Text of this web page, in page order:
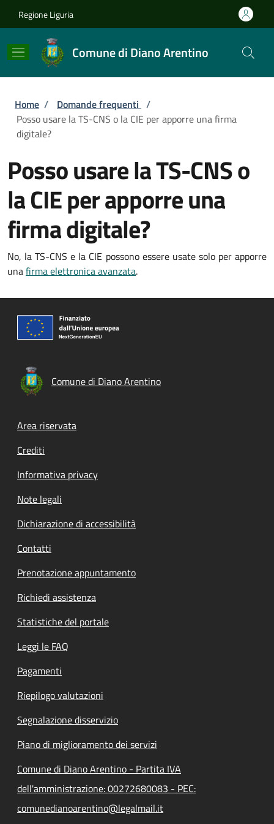
Regione Liguria
Comune di Diano Arentino
Briciole di pane
Home / Domande frequenti /
Posso usare la TS-CNS o la CIE per apporre una firma
digitale?
Posso usare la TS-CNS o
la CIE per apporre una
firma digitale?
No, la TS-CNS e la CIE possono essere usate solo per apporre
unafirma elettronica avanzata.
Comune di Diano Arentino
Footer menu
Area riservata
Crediti
Informativa privacy
Note legali
Dichiarazione di accessibilità
Contatti
Prenotazione appuntamento
Richiedi assistenza
Statistiche del portale
Leggi le FAQ
Pagamenti
Riepilogo valutazioni
Segnalazione disservizio
Piano di miglioramento dei servizi
Comune di Diano Arentino - Partita IVA
dell'amministrazione: 00272680083 - PEC:
comunedianoarentino@legalmail.it